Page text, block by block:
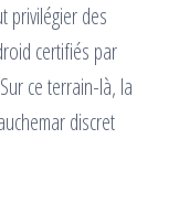
privilégier des
certifiés par
ce terrain-là, la
discret